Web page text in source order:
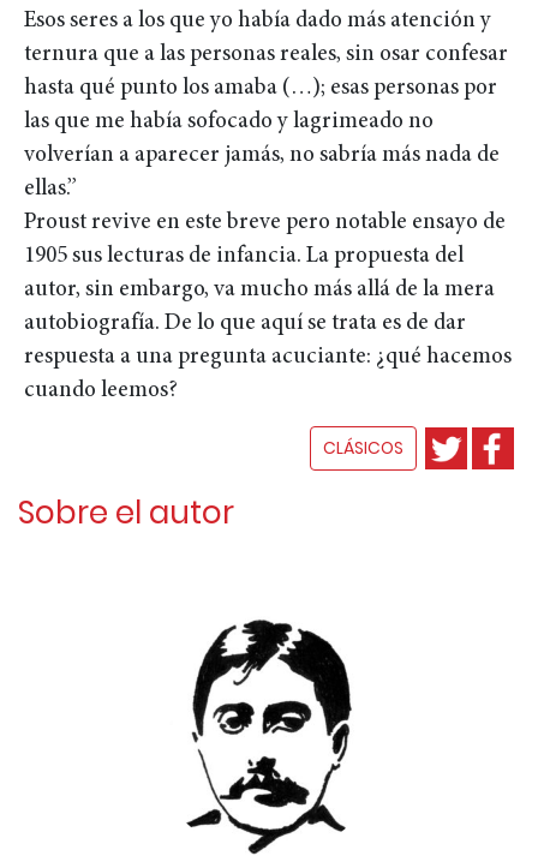
Esos seres a los que yo había dado más atención y
ternura que a las personas reales, sin osar confesar
hasta qué punto los amaba (…); esas personas por
las que me había sofocado y lagrimeado no
volverían a aparecer jamás, no sabría más nada de
ellas.”
Proust revive en este breve pero notable ensayo de
1905 sus lecturas de infancia. La propuesta del
autor, sin embargo, va mucho más allá de la mera
autobiografía. De lo que aquí se trata es de dar
respuesta a una pregunta acuciante: ¿qué hacemos
cuando leemos?
CLÁSICOS
Sobre el autor